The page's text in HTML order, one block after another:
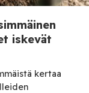
iskevät
kertaa